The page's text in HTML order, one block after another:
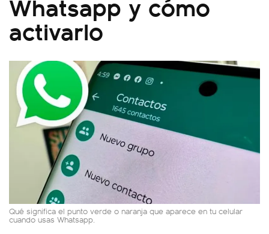
activarlo
Qué significa el punto verde o naranja que aparece en tu celular
cuando usas Whatsapp.